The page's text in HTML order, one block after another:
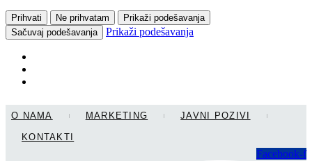
Prihvati Ne prihvatam
Prikaži podešavanja
Sačuvaj podešavanja
Prikaži podešavanja
Skip
toO NAMA MARKETING JAVNI POZIVI
KONTAKTI
Facebook-f